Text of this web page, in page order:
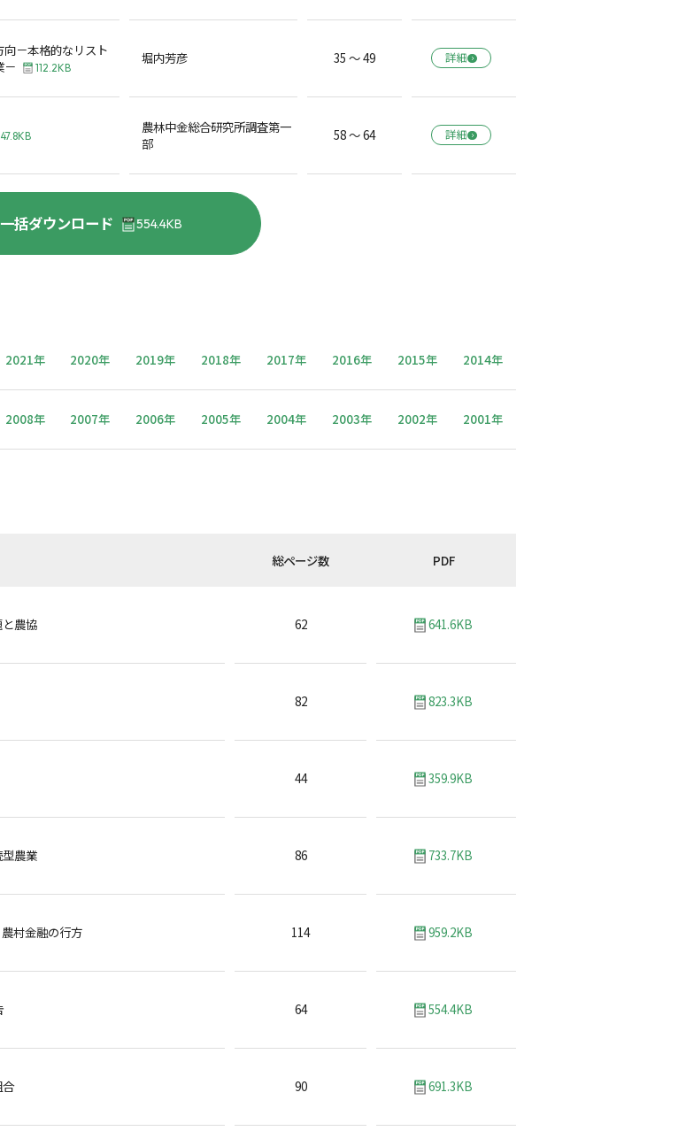
－本格的なリスト
－
112.2KB
堀内芳彦 35 ～ 49 詳細
47.8KB
農林中金総合研究所調査第一
部
58 ～ 64 詳細
一括ダウンロード 554.4KB
2021年 2020年 2019年 2018年 2017年 2016年 2015年 2014年
2008年 2007年 2006年 2005年 2004年 2003年 2002年 2001年
総ページ数 PDF
農協 62 641.6KB
82 823.3KB
44 359.9KB
農業 86 733.7KB
村金融の行方 114 959.2KB
64 554.4KB
90 691.3KB